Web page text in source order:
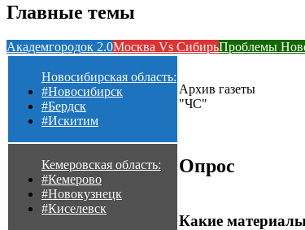
Главные темы
Академгородок 2.0Москва Vs СибирьПроблемы
Новосибирская область:
#Новосибирск
#Бердск
#Искитим
Кемеровская область:
#Кемерово
#Новокузнецк
#Киселевск
Архив газеты
"ЧС"
Опрос
Какие